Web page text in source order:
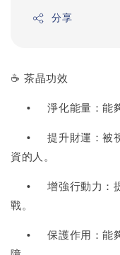
分享
☕ 茶晶功效
• 淨化能量：能
•
提升財運：被
資的人。
•
增強行動力：
戰。
•
保護作用：能